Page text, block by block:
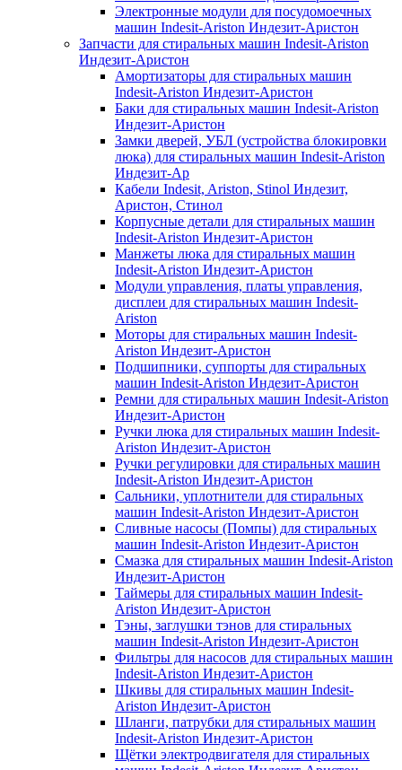
Электронные модули для посудомоечных
машин Indesit-Ariston Индезит-Аристон
Запчасти для стиральных машин Indesit-Ariston
Индезит-Аристон
Амортизаторы для стиральных машин
Indesit-Ariston Индезит-Аристон
Баки для стиральных машин Indesit-Ariston
Индезит-Аристон
Замки дверей, УБЛ (устройства блокировки
люка) для стиральных машин Indesit-Ariston
Индезит-Ар
Кабели Indesit, Ariston, Stinol Индезит,
Аристон, Стинол
Корпусные детали для стиральных машин
Indesit-Ariston Индезит-Аристон
Манжеты люка для стиральных машин
Indesit-Ariston Индезит-Аристон
Модули управления, платы управления,
дисплеи для стиральных машин Indesit-
Ariston
Моторы для стиральных машин Indesit-
Ariston Индезит-Аристон
Подшипники, суппорты для стиральных
машин Indesit-Ariston Индезит-Аристон
Ремни для стиральных машин Indesit-Ariston
Индезит-Аристон
Ручки люка для стиральных машин Indesit-
Ariston Индезит-Аристон
Ручки регулировки для стиральных машин
Indesit-Ariston Индезит-Аристон
Сальники, уплотнители для стиральных
машин Indesit-Ariston Индезит-Аристон
Сливные насосы (Помпы) для стиральных
машин Indesit-Ariston Индезит-Аристон
Смазка для стиральных машин Indesit-Ariston
Индезит-Аристон
Таймеры для стиральных машин Indesit-
Ariston Индезит-Аристон
Тэны, заглушки тэнов для стиральных
машин Indesit-Ariston Индезит-Аристон
Фильтры для насосов для стиральных машин
Indesit-Ariston Индезит-Аристон
Шкивы для стиральных машин Indesit-
Ariston Индезит-Аристон
Шланги, патрубки для стиральных машин
Indesit-Ariston Индезит-Аристон
Щётки электродвигателя для стиральных